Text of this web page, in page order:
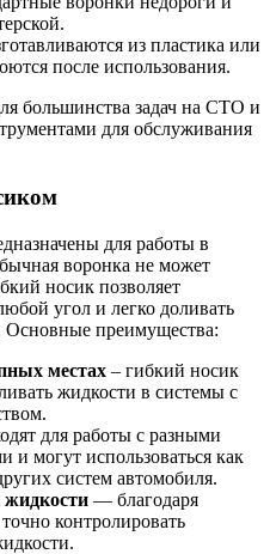
из пластика или
после использования.
большинства задач на СТО и
для обслуживания
для работы в
воронка не может
носик позволяет
угол и легко доливать
Основные преимущества:
местах – гибкий носик
жидкости в системы с
для работы с разными
и могут использоваться как
систем автомобиля.
— благодаря
контролировать